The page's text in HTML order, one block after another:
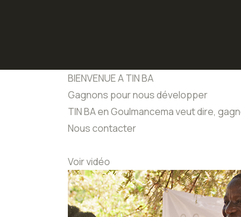
BIENVENUE A TIN BA
Gagnons pour nous développer
TIN BA en Goulmancema veut dire,
Nous contacter
Voir vidéo